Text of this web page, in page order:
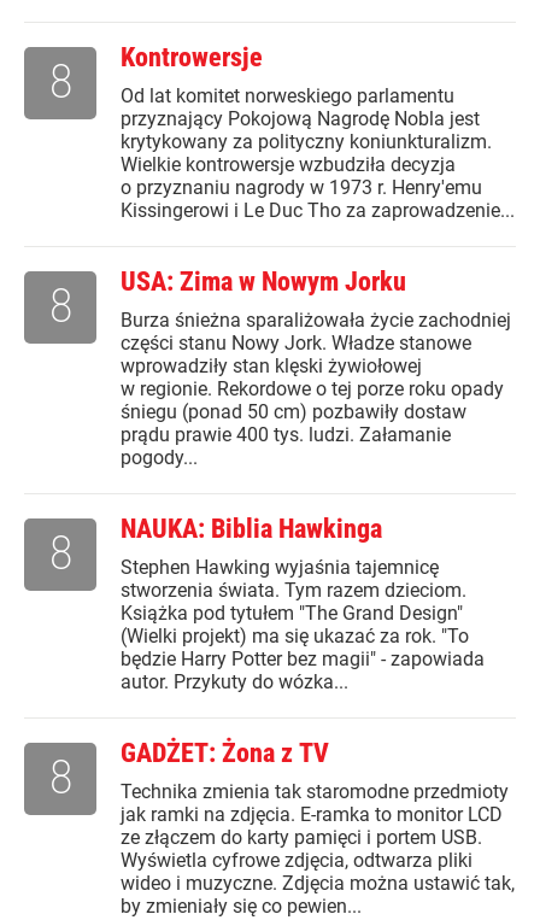
Kontrowersje
Od lat komitet norweskiego parlamentu
przyznający Pokojową Nagrodę Nobla jest
krytykowany za polityczny koniunkturalizm.
Wielkie kontrowersje wzbudziła decyzja
o przyznaniu nagrody w 1973 r. Henry'emu
Kissingerowi i Le Duc Tho za zaprowadzenie...
8
USA: Zima w Nowym Jorku
Burza śnieżna sparaliżowała życie zachodniej
części stanu Nowy Jork. Władze stanowe
wprowadziły stan klęski żywiołowej
w regionie. Rekordowe o tej porze roku opady
śniegu (ponad 50 cm) pozbawiły dostaw
prądu prawie 400 tys. ludzi. Załamanie
pogody...
8
NAUKA: Biblia Hawkinga
Stephen Hawking wyjaśnia tajemnicę
stworzenia świata. Tym razem dzieciom.
Książka pod tytułem "The Grand Design"
(Wielki projekt) ma się ukazać za rok. "To
będzie Harry Potter bez magii" - zapowiada
autor. Przykuty do wózka...
8
GADŻET: Żona z TV
Technika zmienia tak staromodne przedmioty
jak ramki na zdjęcia. E-ramka to monitor LCD
ze złączem do karty pamięci i portem USB.
Wyświetla cyfrowe zdjęcia, odtwarza pliki
wideo i muzyczne. Zdjęcia można ustawić tak,
by zmieniały się co pewien...
8